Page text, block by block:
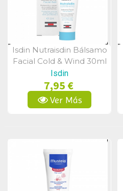
Vista Rápida
Isdin Nutraisdin Bálsamo
Facial Cold & Wind 30ml
Isdin
7,95 €
Ver Más